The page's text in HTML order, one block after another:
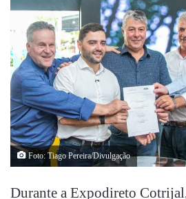
Foto: Tiago Pereira/Divulgação
Durante a Expodireto